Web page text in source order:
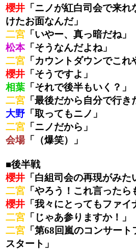
櫻井 「ニノが紅白司会で来
けたお面なんだ」
二宮 「いやー、真っ暗だね」
松本「そうなんだよね」
二宮 「カウントダウンでこれ
櫻井 「そうですよ」
相葉 「それで後半もいく？」
二宮 「最後だから自分で行き
大野 「取ってもニノ」
二宮 「ニノだから」
会場「（爆笑）」
■後半戦
櫻井 「白組司会の再現がみた
二宮 「やろう！これ言ったら
櫻井 「我々にとってもファイ
二宮 「じゃあ参りますか！」
二宮 「第68回嵐のコンサー
スタート」